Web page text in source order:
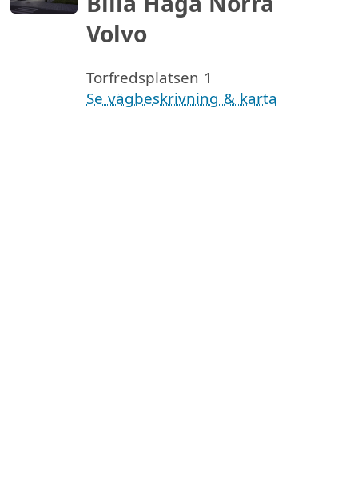
Volvo
Torfredsplatsen 1
Se vägbeskrivning & karta